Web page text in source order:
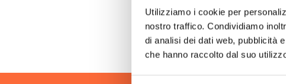
Utilizziamo i cookie per
nostro traffico. Condividiamo
di analisi dei dati web, pubblicità
che hanno raccolto dal suo